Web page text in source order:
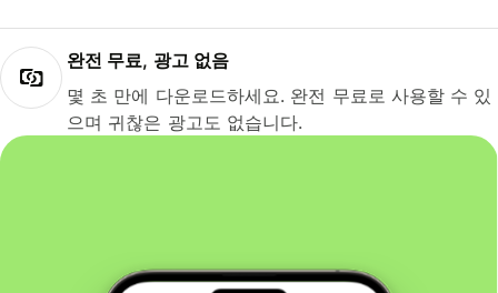
완전 무료, 광고 없음
몇 초 만에 다운로드하세요. 완전 무료로 사용할 수 있
으며 귀찮은 광고도 없습니다.